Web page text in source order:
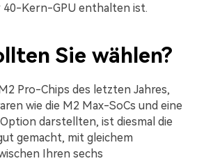
40-Kern-GPU enthalten ist.
Sie wählen?
Pro-Chips des letzten Jahres,
wie die M2 Max-SoCs und eine
darstellten, ist diesmal die
gemacht, mit gleichem
Ihren sechs